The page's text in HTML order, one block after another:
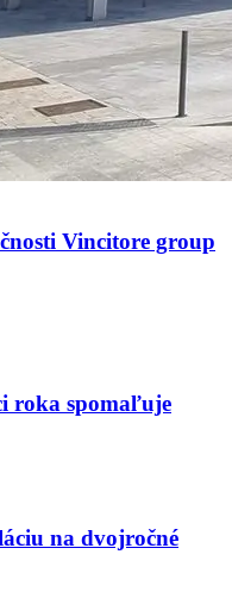
Vincitore group
roka spomaľuje
na dvojročné